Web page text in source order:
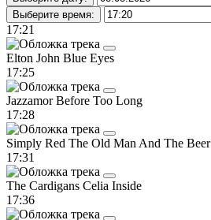
Выберите время:
17:21
Elton John Blue Eyes
17:25
JazzamorBefore Too Long
17:28
Simply Red The Old Man And The Beer
17:31
The Cardigans Celia Inside
17:36